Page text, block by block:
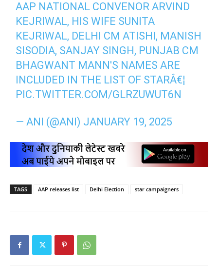
AAP NATIONAL CONVENOR ARVIND
KEJRIWAL, HIS WIFE SUNITA
KEJRIWAL, DELHI CM ATISHI, MANISH
SISODIA, SANJAY SINGH, PUNJAB CM
BHAGWANT MANN'S NAMES ARE
INCLUDED IN THE LIST OF STARÂ€¦
PIC.TWITTER.COM/GLRZUWUT6N
— ANI (@ANI) JANUARY 19, 2025
TAGS AAP releases list Delhi Election star campaigners